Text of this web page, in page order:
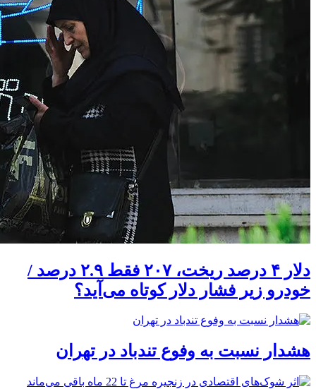
دلار ۴ درصد ریخت، ۲۰۷ فقط ۲.۹ درصد /
خودرو زیر فشار دلار کوتاه می‌آید؟
هشدار نسبت به وفوع تندباد در تهران